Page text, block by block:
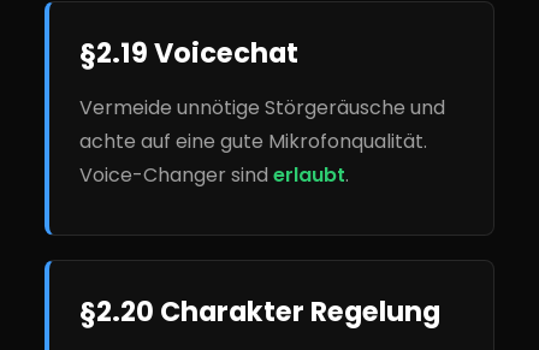
§2.19 Voicechat
Vermeide unnötige Störgeräusche und
achte auf eine gute Mikrofonqualität.
Voice-Changer sinderlaubt.
§2.20 Charakter Regelung